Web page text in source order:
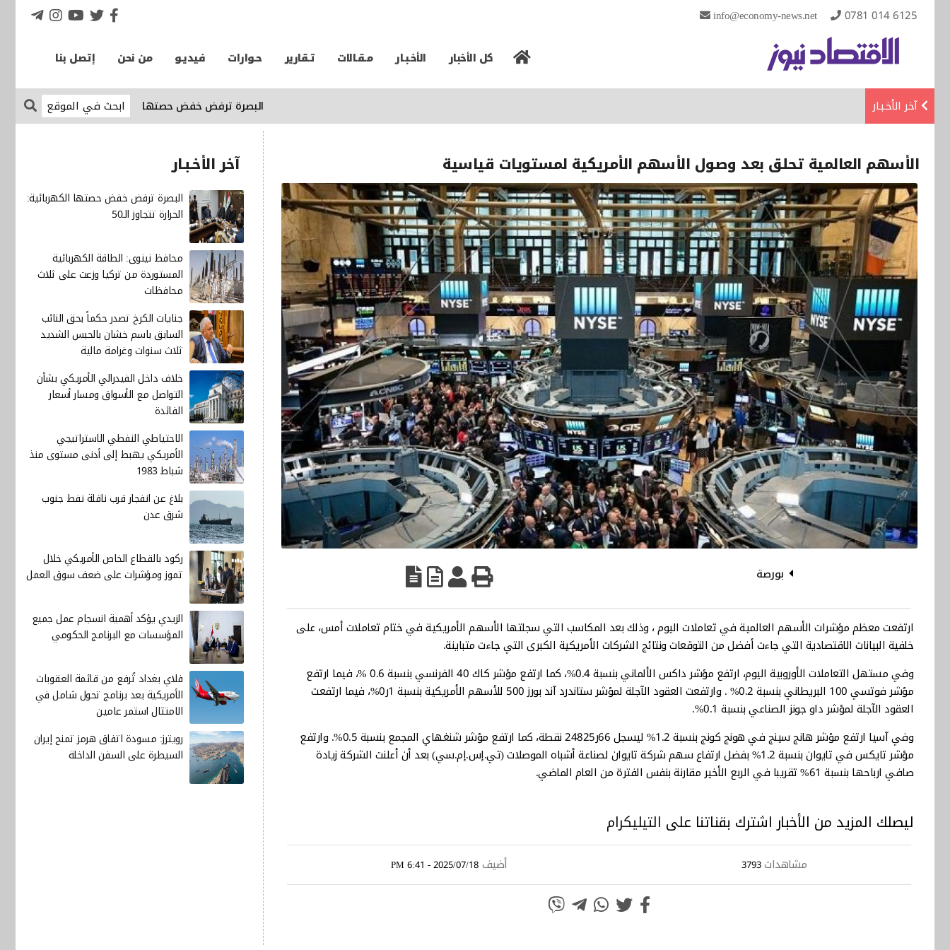
info@economy-news.net 0781 014 6125
كل الأخبار الأخـبـار مـقـالات تـقارير حـوارات فيديـو من نحن إتصل بنا
آخر الأخـبـار البصرة ترفض خفض حصتها الكهربائية: الحرارة تتجاوز الـ50
الأسهم العالمية تحلق بعد وصول الأسهم الأمريكية لمستويات قياسية
بورصة
ارتفعت معظم مؤشرات الأسهم العالمية في تعاملات اليوم ، وذلك بعد المكاسب التي سجلتها الأسهم الأمريكية في ختام تعاملات أمس، على
خلفية البيانات الاقتصادية التي جاءت أفضل من التوقعات ونتائج الشركات الأمريكية الكبرى التي جاءت متباينة.
وفي مستهل التعاملات الأوروبية اليوم، ارتفع مؤشر داكس الألماني بنسبة 0.4%، كما ارتفع مؤشر كاك 40 الفرنسي بنسبة 0.6 %، فيما ارتفع
مؤشر فوتسي 100 البريطاني بنسبة 0.2% . وارتفعت العقود الآجلة لمؤشر ستاندرد آند بورز 500 للأسهم الأمريكية بنسبة 1ر0%، فيما ارتفعت
العقود الآجلة لمؤشر داو جونز الصناعي بنسبة 0.1%.
وفي آسيا ارتفع مؤشر هانج سينج في هونج كونج بنسبة 1.2% ليسجل 66ر24825 نقطة، كما ارتفع مؤشر شنغهاي المجمع بنسبة 0.5%. وارتفع
مؤشر تايكس في تايوان بنسبة 1.2% بفضل ارتفاع سهم شركة تايوان لصناعة أشباه الموصلات (تي.إس.إم.سي) بعد أن أعلنت الشركة زيادة
صافي ارباحها بنسبة 61% تقريبا في الربع الأخير مقارنة بنفس الفترة من العام الماضي.
ليصلك المزيد من الأخبار اشترك بقناتنا على التيليكرام
مشاهدات3793 أضيف 2025/07/18 - 6:41 PM
آخر الأخـبـار
البصرة ترفض خفض حصتها الكهربائية:
الحرارة تتجاوز الـ50
محافظ نينوى: الطاقة الكهربائية
المستوردة من تركيا وزعت على ثلاث
محافظات
جنايات الكرخ تصدر حكماً بحق النائب
السابق باسم خشان بالحبس الشديد
ثلاث سنوات وغرامة مالية
خلاف داخل الفيدرالي الأمريكي بشأن
التواصل مع الأسواق ومسار أسعار
الفائدة
الاحتياطي النفطي الاستراتيجي
الأمريكي يهبط إلى أدنى مستوى منذ
شباط 1983
بلاغ عن انفجار قرب ناقلة نفط جنوب
شرق عدن
ركود بالقطاع الخاص الأمريكي خلال
تموز ومؤشرات على ضعف سوق العمل
الزيدي يؤكد أهمية انسجام عمل جميع
المؤسسات مع البرنامج الحكومي
فلاي بغداد تُرفع من قائمة العقوبات
الأمريكية بعد برنامج تحول شامل في
الامتثال استمر عامين
رويترز: مسودة اتفاق هرمز تمنح إيران
السيطرة على السفن الداخلة